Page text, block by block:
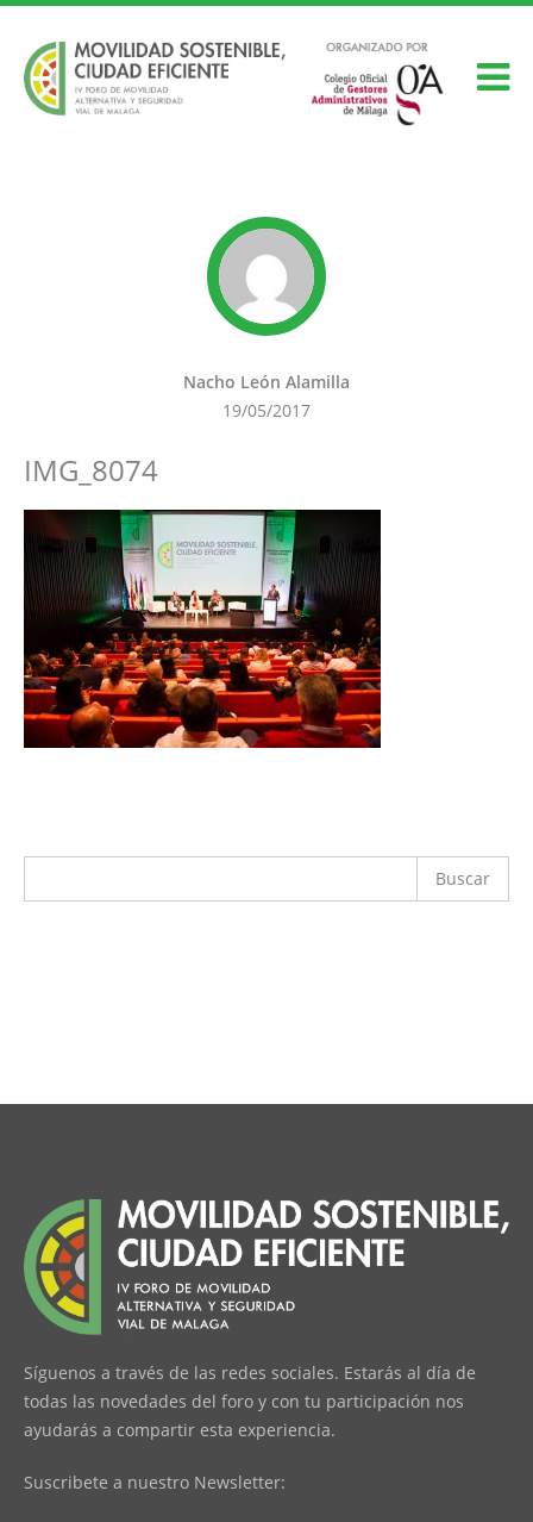
Nacho León Alamilla
19/05/2017
IMG_8074
Síguenos a través de las redes sociales. Estarás al día de
todas las novedades del foro y con tu participación nos
ayudarás a compartir esta experiencia.
Suscribete a nuestro Newsletter: